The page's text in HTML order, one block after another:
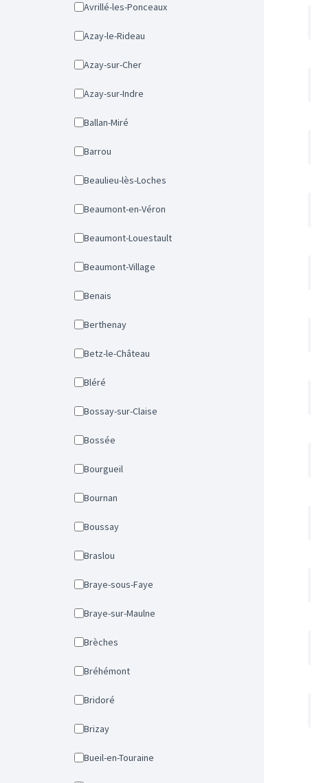
Avrillé-les-Ponceaux
Azay-le-Rideau
Azay-sur-Cher
Azay-sur-Indre
Ballan-Miré
Barrou
Beaulieu-lès-Loches
Beaumont-en-Véron
Beaumont-Louestault
Beaumont-Village
Benais
Berthenay
Betz-le-Château
Bléré
Bossay-sur-Claise
Bossée
Bourgueil
Bournan
Boussay
Braslou
Braye-sous-Faye
Braye-sur-Maulne
Brèches
Bréhémont
Bridoré
Brizay
Bueil-en-Touraine